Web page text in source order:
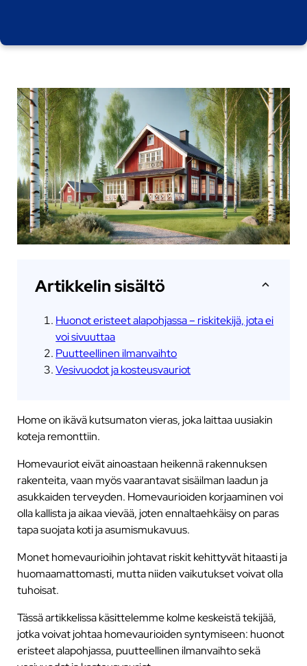
Artikkelin sisältö
Huonot eristeet alapohjassa – riskitekijä, jota ei
voi sivuuttaa
Puutteellinen ilmanvaihto
Vesivuodot ja kosteusvauriot
Home on ikävä kutsumaton vieras, joka laittaa uusiakin
koteja remonttiin.
Homevauriot eivät ainoastaan heikennä rakennuksen
rakenteita, vaan myös vaarantavat sisäilman laadun ja
asukkaiden terveyden. Homevaurioiden korjaaminen voi
olla kallista ja aikaa vievää, joten ennaltaehkäisy on paras
tapa suojata koti ja asumismukavuus.
Monet homevaurioihin johtavat riskit kehittyvät hitaasti ja
huomaamattomasti, mutta niiden vaikutukset voivat olla
tuhoisat.
Tässä artikkelissa käsittelemme kolme keskeistä tekijää,
jotka voivat johtaa homevaurioiden syntymiseen: huonot
eristeet alapohjassa, puutteellinen ilmanvaihto sekä